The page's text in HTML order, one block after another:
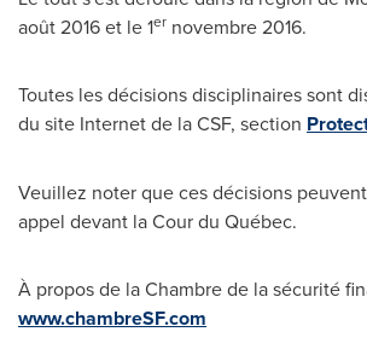
août2016 et le 1er novembre 2016.
Toutes les décisions disciplinaires sont
du site Internet de la CSF, section
Veuillez noter que ces décisions
appel devant la Cour du Québec.
À propos de laChambre de lasécurité
www.chambreSF.com